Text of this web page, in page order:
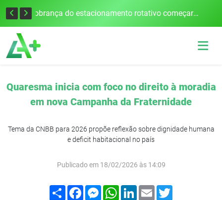
Empresário mantido como refém morre em acidente após assalto em Cerro Largo Cobrança do estacionamento rotativo começará em 10 dias em Frederico Westphalen
Quaresma inicia com foco no direito à moradia
em nova Campanha da Fraternidade
Tema da CNBB para 2026 propõe reflexão sobre dignidade humana
e deficit habitacional no país
Publicado em 18/02/2026 às 14:09
Compartilhar
FacebookMessenger
WhatsApp
LinkedIn
Email